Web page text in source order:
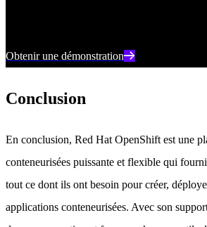
Obtenir une démonstration
Conclusion
En conclusion, Red Hat OpenShift est une
conteneurisées puissante et flexible qui
tout ce dont ils ont besoin pour créer,
applications conteneurisées. Avec son